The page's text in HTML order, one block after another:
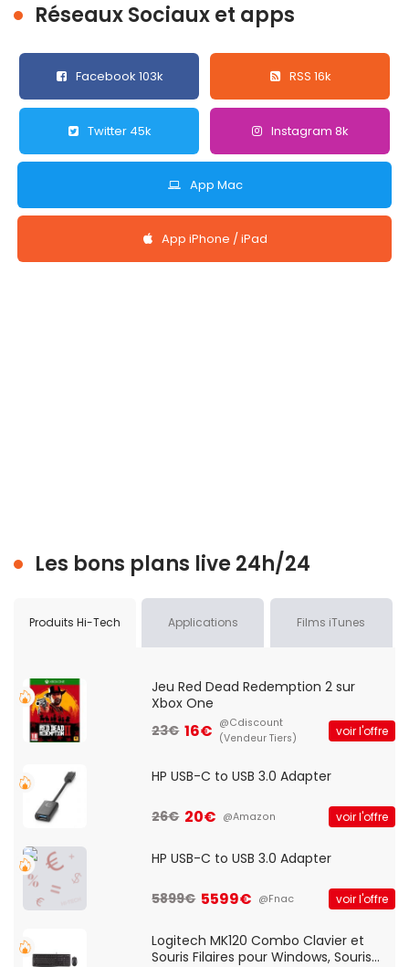
Réseaux Sociaux et apps
Facebook 103k RSS 16k
Twitter 45k Instagram 8k
App Mac
App iPhone / iPad
Les bons plans live 24h/24
Produits Hi-Tech Applications Films iTunes
Jeu Red Dead Redemption 2 sur
Xbox One
23€ 16€ @Cdiscount
(Vendeur Tiers)
voir l'offre
HP USB-C to USB 3.0 Adapter
26€ 20€ @Amazon voir l'offre
HP USB-C to USB 3.0 Adapter
5899€ 5599€ @Fnac voir l'offre
Logitech MK120 Combo Clavier et
Souris Filaires pour Windows, Souris